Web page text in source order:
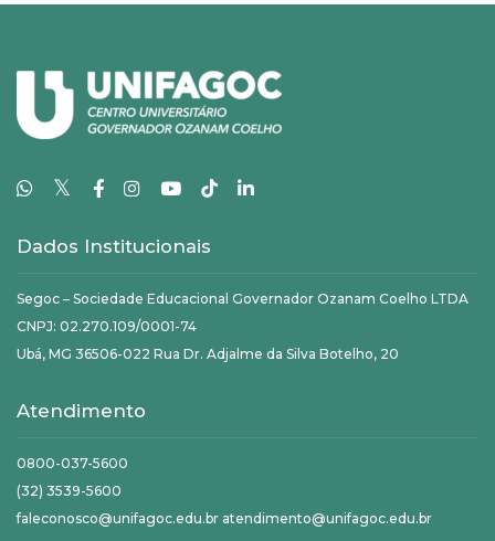
𝕏
Dados Institucionais
Segoc – Sociedade Educacional Governador Ozanam Coelho LTDA
CNPJ: 02.270.109/0001-74
Ubá, MG 36506-022 Rua Dr. Adjalme da Silva Botelho, 20
Atendimento
0800-037-5600
(32) 3539-5600
faleconosco@unifagoc.edu.br atendimento@unifagoc.edu.br